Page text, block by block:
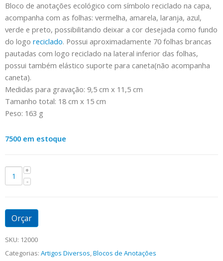
Bloco de anotações ecológico com símbolo reciclado na capa,
acompanha com as folhas: vermelha, amarela, laranja, azul,
verde e preto, possibilitando deixar a cor desejada como fundo
do logo reciclado. Possui aproximadamente 70 folhas brancas
pautadas com logo reciclado na lateral inferior das folhas,
possui também elástico suporte para caneta(não acompanha
caneta).
Medidas para gravação: 9,5 cm x 11,5 cm
Tamanho total: 18 cm x 15 cm
Peso: 163 g
7500 em estoque
Orçar
SKU: 12000
Categorias: Artigos Diversos,Blocos de Anotações